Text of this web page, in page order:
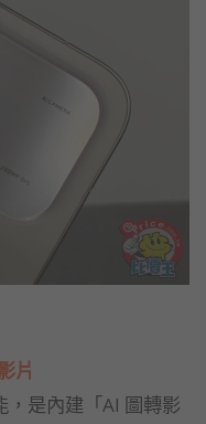
片
，是內建「AI 圖轉影